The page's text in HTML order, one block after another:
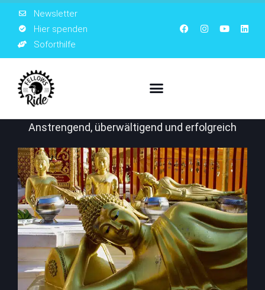
Newsletter
Hier spenden
Soforthilfe
Anstrengend, überwältigend und erfolgreich